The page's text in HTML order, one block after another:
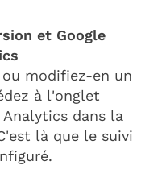
et Google
modifiez-en un
à l'onglet
dans la
là que le suivi